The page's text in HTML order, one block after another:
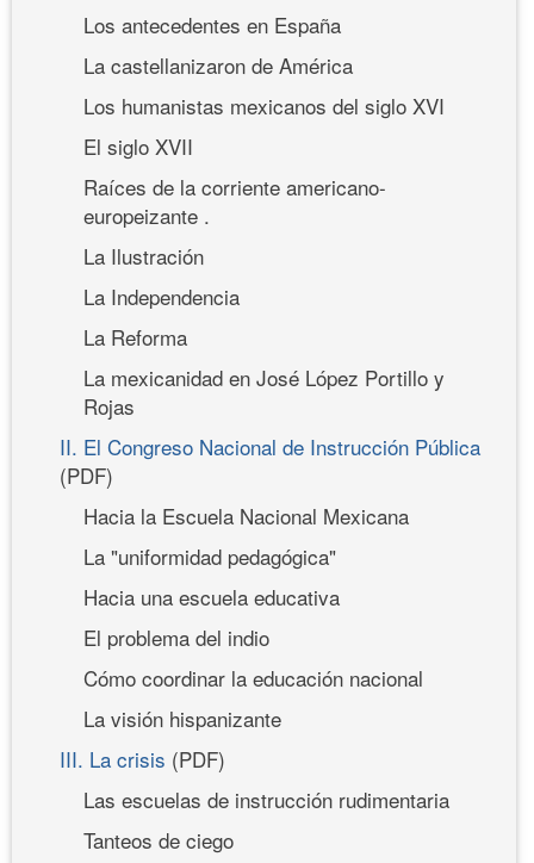
Los antecedentes en España
La castellanizaron de América
Los humanistas mexicanos del siglo XVI
El siglo XVII
Raíces de la corriente americano-
europeizante .
La Ilustración
La Independencia
La Reforma
La mexicanidad en José López Portillo y
Rojas
II. El Congreso Nacional de Instrucción Pública
(PDF)
Hacia la Escuela Nacional Mexicana
La "uniformidad pedagógica"
Hacia una escuela educativa
El problema del indio
Cómo coordinar la educación nacional
La visión hispanizante
III. La crisis (PDF)
Las escuelas de instrucción rudimentaria
Tanteos de ciego